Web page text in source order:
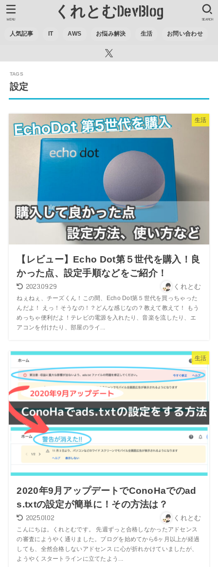
くれとむDevBlog
人気記事 IT AWS お悩み解決 生活 お問い合わせ
SEARCH
MENU
設定
生活
【レビュー】Echo Dot第５世代を購入！良
かった点、設定手順などをご紹介！
2023.09.29 くれとむ
ねぇねぇ、チーズくん！この間、Echo Dot第５世代を買っちゃった
んだよ！ えっ！そうなの！？どんな感じなの？教えて教えて！ もう
めっちゃ便利だよ！テレビの電源を入れたり、音楽を流したり、エ
アコンを付けたり、部屋のライ...
生活
2020年9月アップデートでConoHaでのad
s.txtの設定が簡単に！その方法は？
2025.01.02 くれとむ
こんにちは。くれとむです。 先週ずっと合格しなかったアドセンス
の審査にようやく通りました。ブログを始めてから6ヶ月以上が経過
しても、全然合格しないアドセンス に心が折れかけていましたが、
ようやくスタートラインに立てたよう...